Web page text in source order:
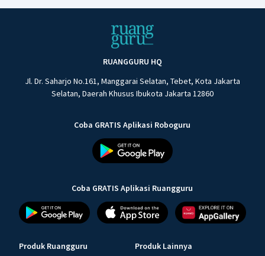
RUANGGURU HQ
Jl. Dr. Saharjo No.161, Manggarai Selatan, Tebet, Kota Jakarta
Selatan, Daerah Khusus Ibukota Jakarta 12860
Coba GRATIS Aplikasi Roboguru
Coba GRATIS Aplikasi Ruangguru
Produk Ruangguru Produk Lainnya